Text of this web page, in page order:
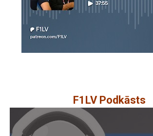
F1LV Podkāsts